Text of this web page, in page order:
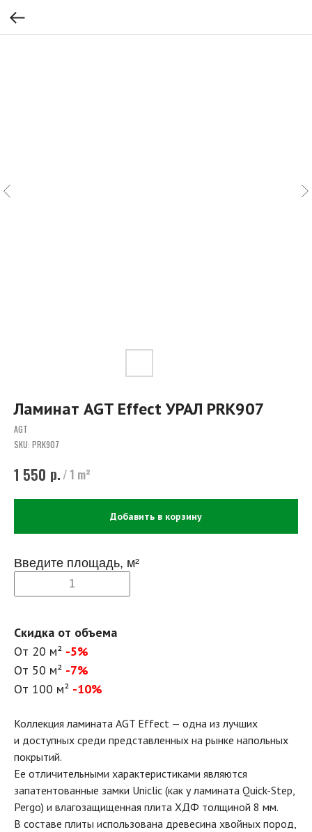
Ламинат AGT Effect УРАЛ PRK907
AGT
SKU: PRK907
1 550 р. / 1 m²
Добавить в корзину
Введите площадь, м²
Скидка от объема
От 20 м² -5%
От 50 м² -7%
От 100 м² -10%
Коллекция ламината AGT Effect — одна из лучших
и доступных среди представленных на рынке напольных
покрытий.
Ее отличительными характеристиками являются
запатентованные замки Uniclic (как у ламината Quick-Step,
Pergo) и влагозащищенная плита ХДФ толщиной 8 мм.
В составе плиты использована древесина хвойных пород,